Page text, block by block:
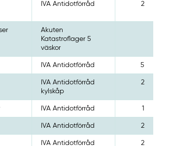
IVA Antidotförråd 2
Akuten
Katastroflager 5
väskor
IVA Antidotförråd 5
IVA Antidotförråd
kylskåp
2
IVA Antidotförråd 1
IVA Antidotförråd 2
IVA Antidotförråd 2